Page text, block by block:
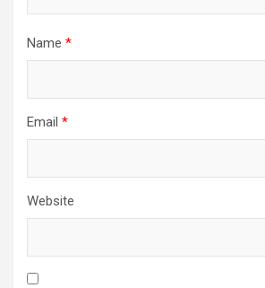
Name *
Email *
Website